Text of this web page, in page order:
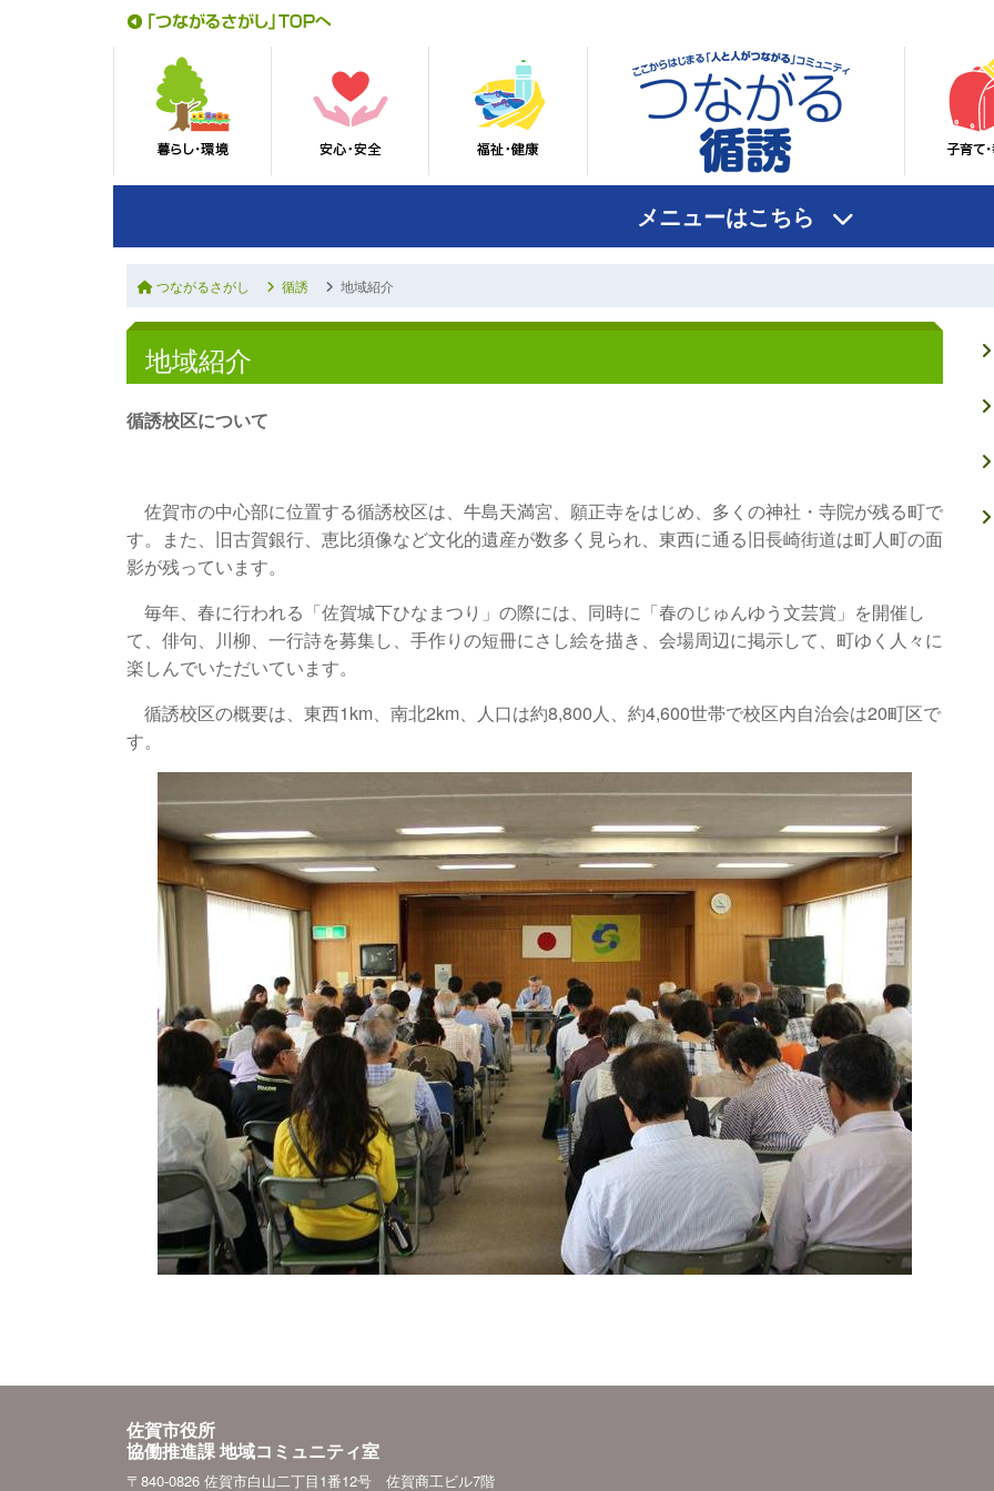
メニューはこちら
つながるさがし 循誘 地域紹介
地域紹介
循誘校区について
佐賀市の中心部に位置する循誘校区は、牛島天満宮、願正寺をはじめ、多くの神社・寺院が残る町で
す。また、旧古賀銀行、恵比須像など文化的遺産が数多く見られ、東西に通る旧長崎街道は町人町の面
影が残っています。
毎年、春に行われる「佐賀城下ひなまつり」の際には、同時に「春のじゅんゆう文芸賞」を開催し
て、俳句、川柳、一行詩を募集し、手作りの短冊にさし絵を描き、会場周辺に掲示して、町ゆく人々に
楽しんでいただいています。
循誘校区の概要は、東西1km、南北2km、人口は約8,800人、約4,600世帯で校区内自治会は20町区で
す。
佐賀市役所
協働推進課 地域コミュニティ室
〒840-0826 佐賀市白山二丁目1番12号 佐賀商工ビル7階